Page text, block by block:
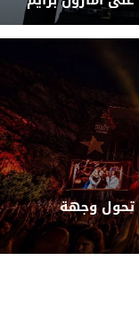
تحول وجهة